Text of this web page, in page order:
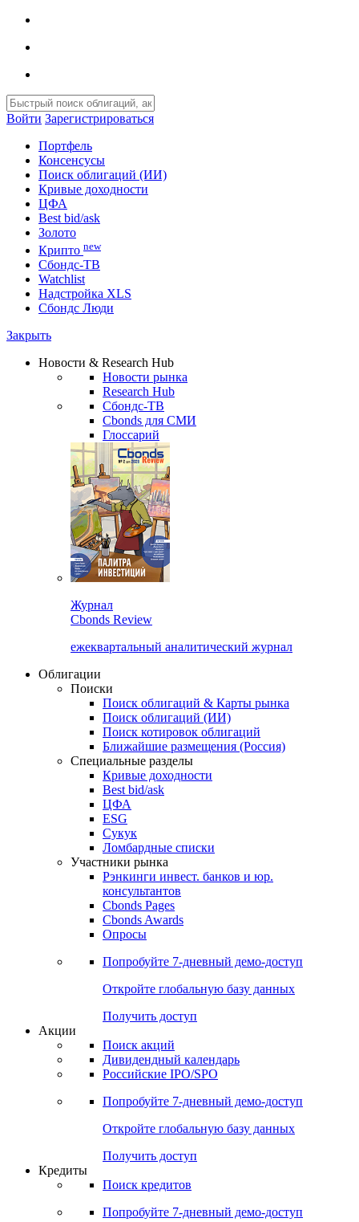
Войти Зарегистрироваться
Портфель
Консенсусы
Поиск облигаций (ИИ)
Кривые доходности
ЦФА
Best bid/ask
Золото
Крипто new
Сбондс-ТВ
Watchlist
Надстройка XLS
Сбондс Люди
Закрыть
Новости & Research Hub
Новости рынка
Research Hub
Сбондс-ТВ
Cbonds для СМИ
Глоссарий
Журнал
Cbonds Review
ежеквартальный аналитический журнал
Облигации
Поиски
Поиск облигаций & Карты рынка
Поиск облигаций (ИИ)
Поиск котировок облигаций
Ближайшие размещения (Россия)
Специальные разделы
Кривые доходности
Best bid/ask
ЦФА
ESG
Сукук
Ломбардные списки
Участники рынка
Рэнкинги инвест. банков и юр.
консультантов
Cbonds Pages
Cbonds Awards
Опросы
Попробуйте 7-дневный демо-доступ
Откройте глобальную базу данных
Получить доступ
Акции
Поиск акций
Дивидендный календарь
Российские IPO/SPO
Попробуйте 7-дневный демо-доступ
Откройте глобальную базу данных
Получить доступ
Кредиты
Поиск кредитов
Попробуйте 7-дневный демо-доступ